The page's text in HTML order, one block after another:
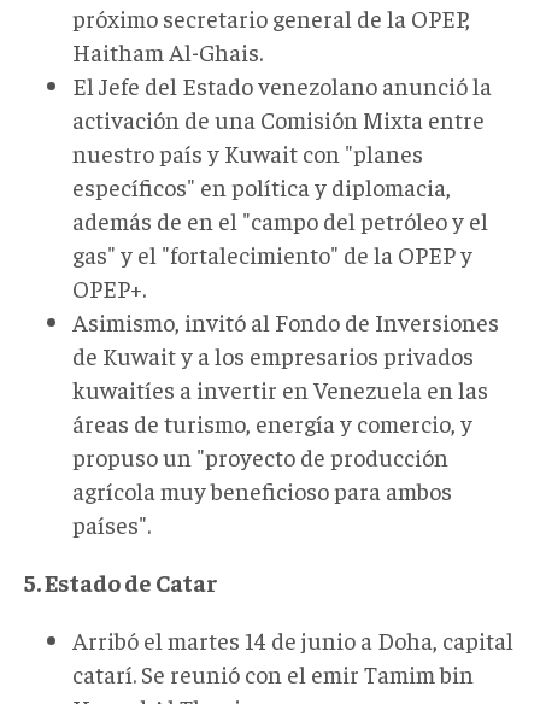
próximo secretario general de la OPEP,
Haitham Al-Ghais.
El Jefe del Estado venezolano anunció la
activación de una Comisión Mixta entre
nuestro país y Kuwait con "planes
específicos" en política y diplomacia,
además de en el "campo del petróleo y el
gas" y el "fortalecimiento" de la OPEP y
OPEP+.
Asimismo, invitó al Fondo de Inversiones
de Kuwait y a los empresarios privados
kuwaitíes a invertir en Venezuela en las
áreas de turismo, energía y comercio, y
propuso un "proyecto de producción
agrícola muy beneficioso para ambos
países".
5. Estado de Catar
Arribó el martes 14 de junio a Doha, capital
catarí. Se reunió con el emir Tamim bin